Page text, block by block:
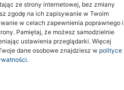
ze strony internetowej, bez zmiany
zgodę na ich zapisywanie w Twoim
w celach zapewnienia poprawnego i
Pamiętaj, że możesz samodzielnie
ustawienia przeglądarki. Więcej
dane osobowe znajdziesz w polityce